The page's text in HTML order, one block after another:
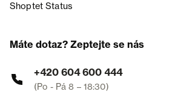
Shoptet Status
Máte dotaz? Zeptejte se nás
+420 604 600 444
(Po - Pá 8 – 18:30)